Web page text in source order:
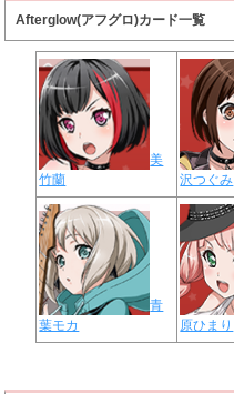
Afterglow(アフグロ)カード一覧
美
竹蘭
沢つぐみ
青
葉モカ
原ひまり